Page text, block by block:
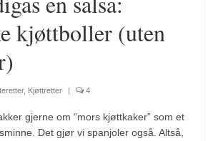
kjøttboller (uten
, Kjøttretter | 4
gjerne om “mors kjøttkaker” som et
Det gjør vi spanjoler også. Altså,